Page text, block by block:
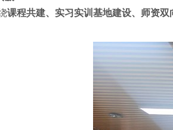
课程共建、实习实训基地建设、师资